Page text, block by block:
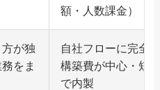
額・人数課金）
が独
をま
自社フローに完全
構築費が中心・短
で内製